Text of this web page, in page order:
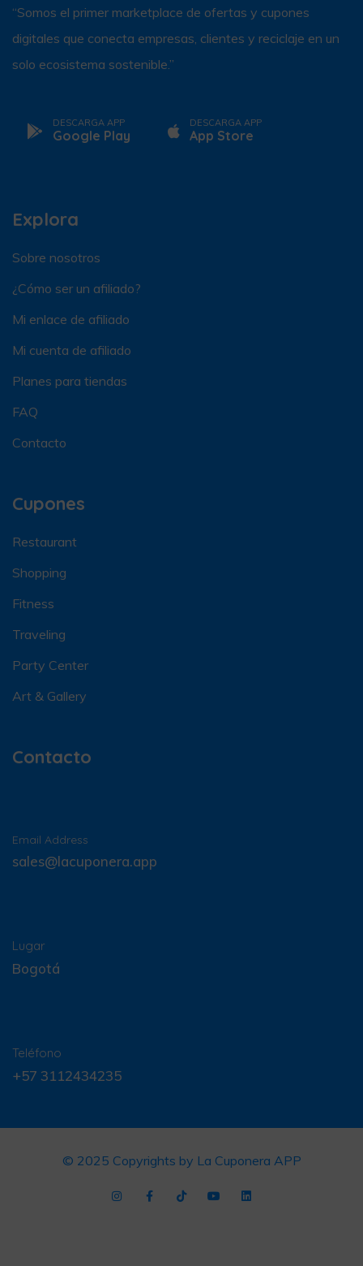
“Somos el primer marketplace de ofertas y cupones
digitales que conecta empresas, clientes y reciclaje en un
solo ecosistema sostenible.”
DESCARGA APP
Google Play
DESCARGA APP
App Store
Explora
Sobre nosotros
¿Cómo ser un afiliado?
Mi enlace de afiliado
Mi cuenta de afiliado
Planes para tiendas
FAQ
Contacto
Cupones
Restaurant
Shopping
Fitness
Traveling
Party Center
Art & Gallery
Contacto
Email Address
sales@lacuponera.app
Lugar
Bogotá
Teléfono
+57 3112434235
© 2025 Copyrights by La Cuponera APP